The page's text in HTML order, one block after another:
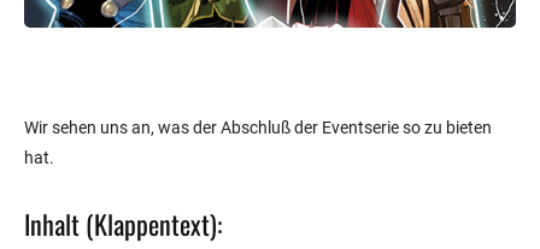
Wir sehen uns an, was der Abschluß der Eventserie so zu bieten
hat.
Inhalt (Klappentext):